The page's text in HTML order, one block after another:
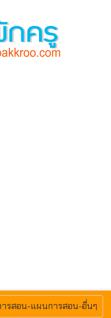
รสอน-แผนการสอน-อื่นๆ